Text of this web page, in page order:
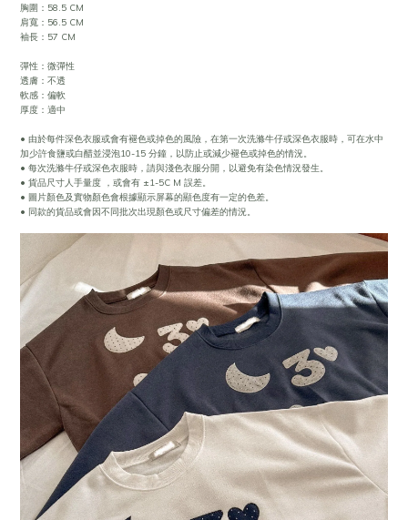
胸圍：58.5 CM
肩寬：56.5 CM
袖長：57 CM
彈性：微彈性
透膚：不透
軟感：偏軟
厚度：適中
• 由於每件深色衣服或會有褪色或掉色的風險，在第一次洗滌牛仔或深色衣服時，可在水中
加少許食鹽或白醋並浸泡10-15 分鐘，以防止或減少褪色或掉色的情況。
• 每次洗滌牛仔或深色衣服時，請與淺色衣服分開，以避免有染色情況發生。
• 貨品尺寸人手量度 ，或會有 ±1-5C M 誤差。
• 圖片顏色及實物顏色會根據顯示屏幕的顯色度有一定的色差。
• 同款的貨品或會因不同批次出現顏色或尺寸偏差的情況。